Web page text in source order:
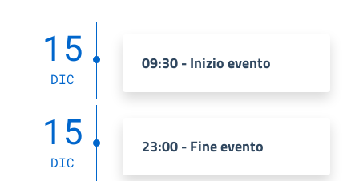
15
DIC
09:30 - Inizio evento
15
DIC
23:00 - Fine evento